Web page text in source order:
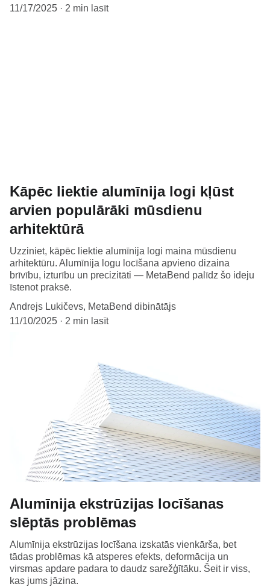
11/17/2025
2 min lasīt
Kāpēc liektie alumīnija logi kļūst
arvien populārāki mūsdienu
arhitektūrā
Uzziniet, kāpēc liektie alumīnija logi maina mūsdienu
arhitektūru. Alumīnija logu locīšana apvieno dizaina
brīvību, izturību un precizitāti — MetaBend palīdz šo ideju
īstenot praksē.
Andrejs Lukičevs, MetaBend dibinātājs
11/10/2025
2 min lasīt
Alumīnija ekstrūzijas locīšanas
slēptās problēmas
Alumīnija ekstrūzijas locīšana izskatās vienkārša, bet
tādas problēmas kā atsperes efekts, deformācija un
virsmas apdare padara to daudz sarežģītāku. Šeit ir viss,
kas jums jāzina.